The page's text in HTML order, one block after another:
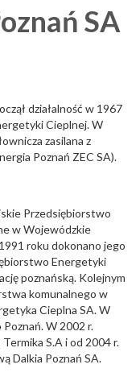
SA
działalność w 1967
Cieplnej. W
zasilana z
Poznań ZEC SA).
Przedsiębiorstwo
w Wojewódzkie
roku dokonano jego
Energetyki
poznańską. Kolejnym
komunalnego w
Cieplna SA. W
Poznań. W 2002 r.
Termika S.A i od 2004 r.
Dalkia Poznań SA.